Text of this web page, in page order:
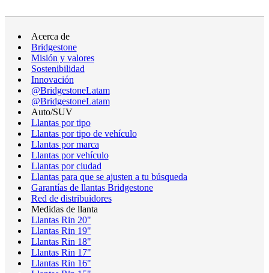
Acerca de
Bridgestone
Misión y valores
Sostenibilidad
Innovación
@BridgestoneLatam
@BridgestoneLatam
Auto/SUV
Llantas por tipo
Llantas por tipo de vehículo
Llantas por marca
Llantas por vehículo
Llantas por ciudad
Llantas para que se ajusten a tu búsqueda
Garantías de llantas Bridgestone
Red de distribuidores
Medidas de llanta
Llantas Rin 20"
Llantas Rin 19"
Llantas Rin 18"
Llantas Rin 17"
Llantas Rin 16"